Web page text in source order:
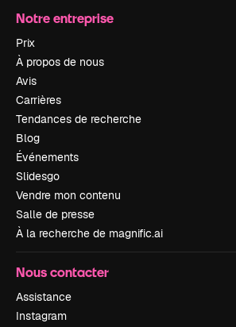
Notre entreprise
Prix
À propos de nous
Avis
Carrières
Tendances de recherche
Blog
Événements
Slidesgo
Vendre mon contenu
Salle de presse
À la recherche de magnific.ai
Nous contacter
Assistance
Instagram